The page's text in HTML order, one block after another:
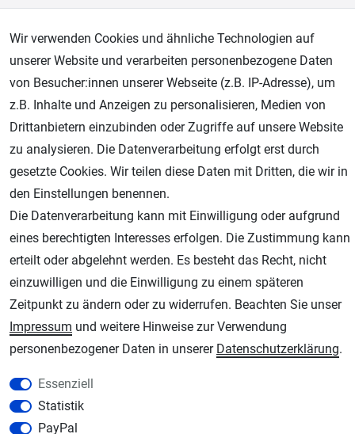
AGB Widerrufsrecht Datenschutz Impressum
Unsere weiteren Shops:
Schmincke-City.de
Schmincke Künstlerfarben das Gesamtsortiment
Plotter-City.com
Schneideplotter, Transferpressen, Siebdruck und Plotterfolien
Modellbau-City.com
Military + Tabletop Plastikmodelle und Modellbau Farben - Bringen Sie Farbe ins
Im-Shop-kaufen.de
Wir verwenden Cookies und ähnliche Technologien auf
unserer Website und verarbeiten personenbezogene Daten
von Besucher:innen unserer Webseite (z.B. IP-Adresse), um
z.B. Inhalte und Anzeigen zu personalisieren, Medien von
Drittanbietern einzubinden oder Zugriffe auf unsere Website
zu analysieren. Die Datenverarbeitung erfolgt erst durch
gesetzte Cookies. Wir teilen diese Daten mit Dritten, die wir in
den Einstellungen benennen.
Die Datenverarbeitung kann mit Einwilligung oder aufgrund
eines berechtigten Interesses erfolgen. Die Zustimmung kann
erteilt oder abgelehnt werden. Es besteht das Recht, nicht
einzuwilligen und die Einwilligung zu einem späteren
Zeitpunkt zu ändern oder zu widerrufen. Beachten Sie unser
Impressum und weitere Hinweise zur Verwendung
personenbezogener Daten in unserer Daten­schutz­erklärung.
Essenziell
Statistik
PayPal